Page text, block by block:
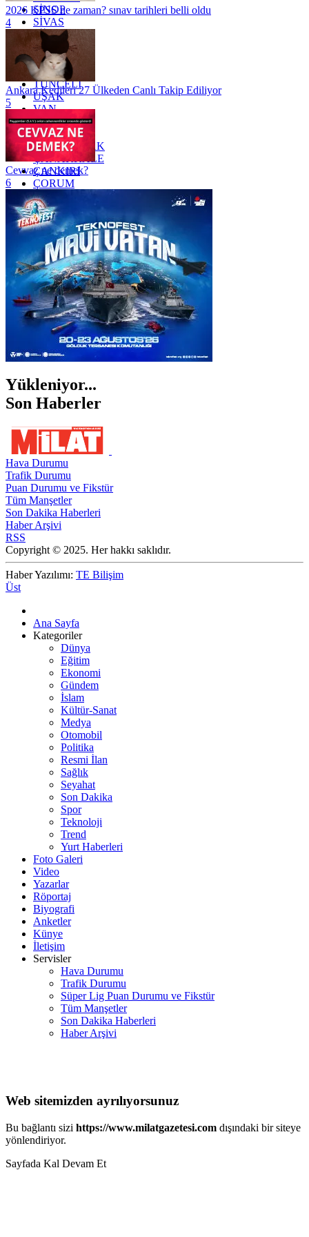
SİNOP
SİVAS
SİİRT
TEKİRDAĞ
TOKAT
TRABZON
TUNCELİ
UŞAK
VAN
YALOVA
YOZGAT
ZONGULDAK
ÇANAKKALE
ÇANKIRI
ÇORUM
İSTANBUL
İZMİR
ŞANLIURFA
ŞIRNAK
2026 KPSS ne zaman? sınav tarihleri belli oldu
4
Ankara Kedileri 27 Ülkeden Canlı Takip Ediliyor
5
Cevvaz ne demek?
6
Yükleniyor...
Son Haberler
Hava Durumu
Trafik Durumu
Puan Durumu ve Fikstür
Tüm Manşetler
Son Dakika Haberleri
Haber Arşivi
RSS
Copyright © 2025. Her hakkı saklıdır.
Haber Yazılımı: TE Bilişim
Üst
Ana Sayfa
Kategoriler
Dünya
Eğitim
Ekonomi
Gündem
İslam
Kültür-Sanat
Medya
Otomobil
Politika
Resmi İlan
Sağlık
Seyahat
Son Dakika
Spor
Teknoloji
Trend
Yurt Haberleri
Foto Galeri
Video
Yazarlar
Röportaj
Biyografi
Anketler
Künye
İletişim
Servisler
Hava Durumu
Trafik Durumu
Süper Lig Puan Durumu ve Fikstür
Tüm Manşetler
Son Dakika Haberleri
Haber Arşivi
Web sitemizden ayrılıyorsunuz
Bu bağlantı sizi https://www.milatgazetesi.com dışındaki bir siteye
yönlendiriyor.
Sayfada Kal Devam Et